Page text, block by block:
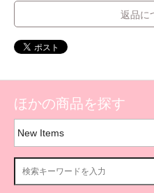
返品に
ほかの商品を探す